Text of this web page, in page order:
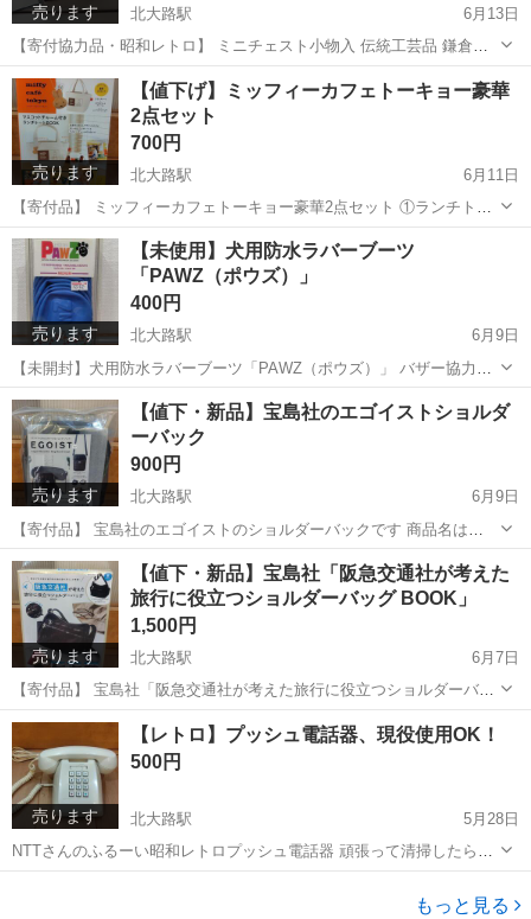
売ります 北大路駅
6月13日
【寄付協力品・昭和レトロ】 ミニチェスト小物入 伝統工芸品 鎌倉彫
2段小引き出し牡丹 裏側に大きな傷あり 引出し、その他は良好な気が
する(´・ω・｀) 背中の傷は剣士の恥！と思わない方はどーぞ(´∀｀*)ｳﾌﾌ
京都 京都市 北大路駅 ミニチェスト
売ります
【値下げ】ミッフィーカフェトーキョー豪華
2点セット
700円
北大路駅
6月11日
【寄付品】 ミッフィーカフェトーキョー豪華2点セット ①ランチトー
ト + ②マスコット なんか開けるの勿体ないデス(´・ω・｀)
京都 京都市 北大路駅 バッグ
売ります
【未使用】犬用防水ラバーブーツ
「PAWZ（ポウズ）」
400円
北大路駅
6月9日
【未開封】犬用防水ラバーブーツ「PAWZ（ポウズ）」 バザー協力品
です(｀･ω･´)ゞ 見た所、未開封です 怖くて空けてません それでも良い
方はどうぞ！
京都 京都市 北大路駅 その他 バザー
売ります
【値下・新品】宝島社のエゴイストショルダ
ーバック
900円
北大路駅
6月9日
【寄付品】 宝島社のエゴイストのショルダーバックです 商品名は
「EGOIST Logo Shoulder Bag Book large」 なんかギャルっぽい(´・
ω・｀)
京都 京都市 北大路駅 バッグ エゴイスト
売ります
【値下・新品】宝島社「阪急交通社が考えた
旅行に役立つショルダーバッグ BOOK」
1,500円
北大路駅
6月7日
【寄付品】 宝島社「阪急交通社が考えた旅行に役立つショルダーバッ
グ BOOK」 です。 長い題名ですが人気のお品を寄付していただきま
京都 京都市 北大路駅 バッグ
売ります
【レトロ】プッシュ電話器、現役使用OK！
500円
北大路駅
5月28日
NTTさんのふるーい昭和レトロプッシュ電話器 頑張って清掃したら使
えそう！て思い、電話線に挿したら使えました。 呼び出し音などは昭
もっと見る